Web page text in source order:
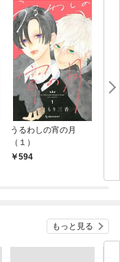
うるわしの宵の月
（１）
594
もっと見る